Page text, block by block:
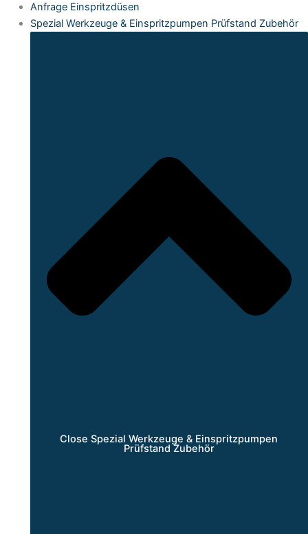
Anfrage Einspritzdüsen
Spezial Werkzeuge & Einspritzpumpen Prüfstand Zubehör
Close Spezial Werkzeuge & Einspritzpumpen
Prüfstand Zubehör